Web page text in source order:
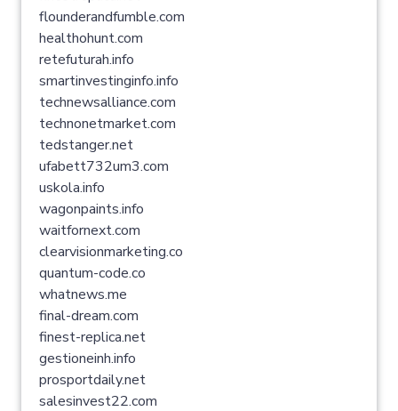
flounderandfumble.com
healthohunt.com
retefuturah.info
smartinvestinginfo.info
technewsalliance.com
technonetmarket.com
tedstanger.net
ufabett732um3.com
uskola.info
wagonpaints.info
waitfornext.com
clearvisionmarketing.co
quantum-code.co
whatnews.me
final-dream.com
finest-replica.net
gestioneinh.info
prosportdaily.net
salesinvest22.com